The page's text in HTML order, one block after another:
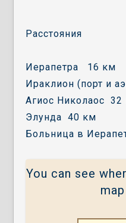
Расстояния
Иерапетра 16 км
Ираклион (порт и
Агиос Николаос 32
Элунда 40 км
Больница в
You can see